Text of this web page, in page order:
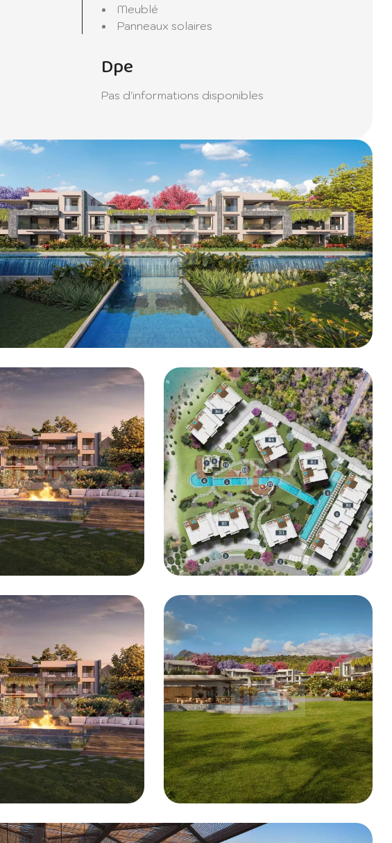
Meublé
Panneaux solaires
Dpe
Pas d'informations disponibles